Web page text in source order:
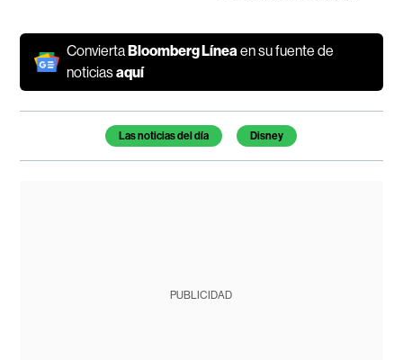
ConviertaBloomberg Líneaen su fuente de
noticiasaquí
Temas de este artículo
Las noticias del día Disney
PUBLICIDAD